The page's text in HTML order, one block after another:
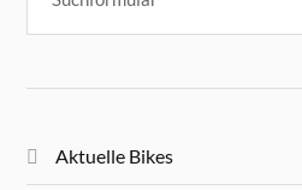
Aktuelle Bikes